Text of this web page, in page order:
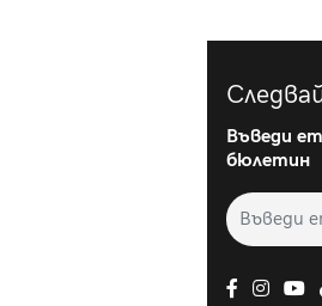
Въведи
бюлетин